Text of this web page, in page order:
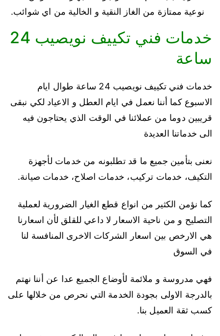
نوعية ممتازة من الغاز النقية و الخالية من اي شوائب.
خدمات فني تكييف نويصيب 24
ساعة
خدمات فني تكييف نويصيب 24 ساعة طوال ايام
الاسبوع كما أننا نعمل في ايام العطل و الاعياد لكي نبقى
قريبين دوما من عملائنا في الوقت الذي يحتاجون فيه
الى خدماتنا العديدة
نعنى بتأمين جميع ما قد تطلبونه من خدمات لأجهزة
التكيف، خدمات تركيب، خدمات اصلاح، خدمات صيانة.
كما نؤمن الكثير من انواع قطع الغيار الضرورية لعملية
التصليح و من ناحية الاسعار لا داعي للقلق لأن اسعارنا
هي الارخص بين اسعار الشركات الاخرى المنافسة لنا
في السوق
فهي مدروسة و ملائمة لأوضاع الجميع عدا عن أننا نهتم
بالدرجة الاولى بجودة الخدمة التي نحرص من خلالها على
كسب ثقة العميل بنا.